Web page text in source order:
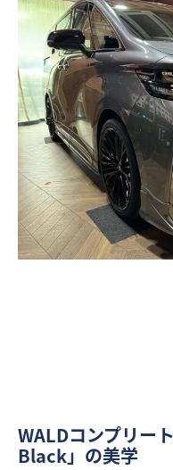
WALDコンプリー
Black」の美学